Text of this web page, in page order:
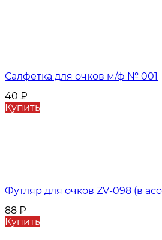
Салфетка для очков м/ф № 001
40 ₽
Купить
Футляр для очков ZV-098 (в
88 ₽
Купить